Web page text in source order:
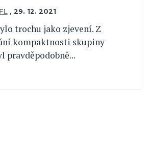
, 29. 12. 2021
trochu jako zjevení. Z
kompaktnosti skupiny
pravděpodobně...